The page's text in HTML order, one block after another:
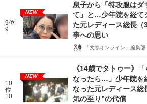
9位
9
NEW
息子から「特攻服はダ
て」と…少年院を経て
た元レディース総長
事への思い
「文春オンライン」編集部
10
位
10
NEW
《14歳でタトゥー》
なったら…」少年院を
なった元レディース総
気の至り”の代償